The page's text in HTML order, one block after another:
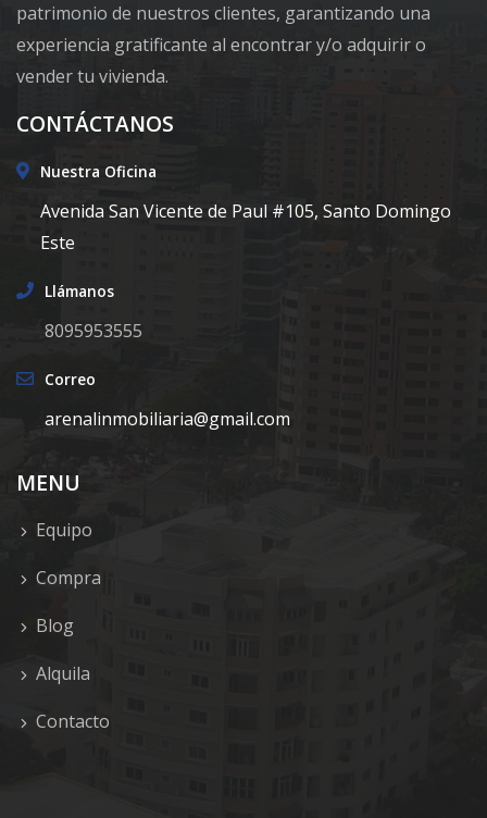
patrimonio de nuestros clientes, garantizando una
experiencia gratificante al encontrar y/o adquirir o
vender tu vivienda.
CONTÁCTANOS
Nuestra Oficina
Avenida San Vicente de Paul #105, Santo Domingo
Este
Llámanos
8095953555
Correo
arenalinmobiliaria@gmail.com
MENU
Equipo
Compra
Blog
Alquila
Contacto